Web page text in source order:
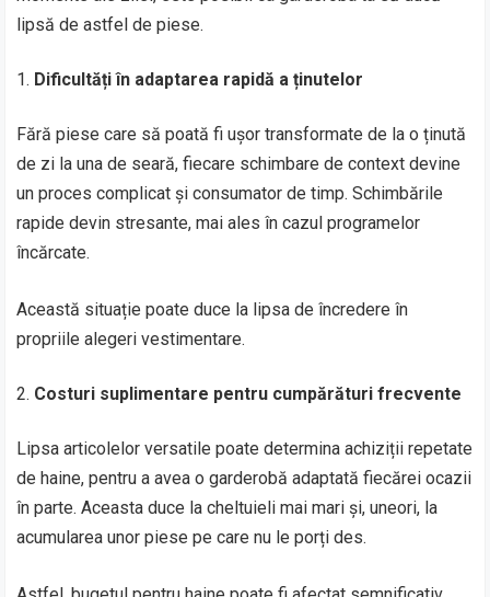
lipsă de astfel de piese.
Dificultăți în adaptarea rapidă a ținutelor
Fără piese care să poată fi ușor transformate de la o ținută
de zi la una de seară, fiecare schimbare de context devine
un proces complicat și consumator de timp. Schimbările
rapide devin stresante, mai ales în cazul programelor
încărcate.
Această situație poate duce la lipsa de încredere în
propriile alegeri vestimentare.
Costuri suplimentare pentru cumpărături frecvente
Lipsa articolelor versatile poate determina achiziții repetate
de haine, pentru a avea o garderobă adaptată fiecărei ocazii
în parte. Aceasta duce la cheltuieli mai mari și, uneori, la
acumularea unor piese pe care nu le porți des.